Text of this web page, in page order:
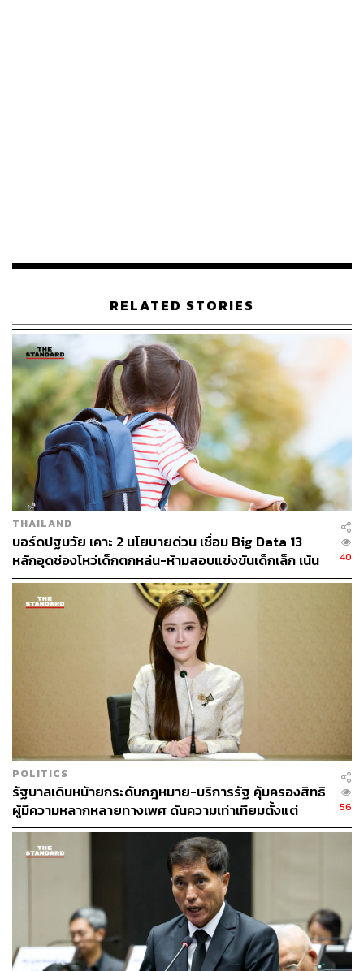
กรุงเทพมหานครเป็นวันสุดท้าย ก่อนที่จะครบกำหนดพ้นจาก
ปฏิบัติภารกิจตามปกติและพยายามสะสางงานที่คั่งค้างให้ดี
ยังต้องพัฒนาอย่างต่อเนื่อง แต่เชื่อมั่นว่าข้าราชการประจำจะ
สามารถเดินหน้าขับเคลื่อนงานต่อไปได้ การที่ ศธ. มา
ร่วมพัฒนาระบบในวันนี้ ถือเป็นโอกาสอันดีที่จะขยายผล
แนวทางของ กทม. ไปยังโรงเรียนสังกัด สพฐ. กว่า 20,000
แห่งทั่วประเทศ
ซึ่งตลอด 4 ปีที่ผ่านมา กทม. ได้ผลักดันนโยบายด้านการศึกษา
อย่างจริงจัง ทั้งการพัฒนาห้องเรียนต้นแบบ ลดภาระครู ปรับ
หลักสูตร และเปิดโรงเรียนหลักสูตรนานาชาติแห่งแรกของ
กทม. เพราะเชื่อมั่นว่าการศึกษาคือการหว่านเมล็ดพันธุ์ ที่
ต้องใช้เวลาและความอดทน ซึ่งเป็นหัวใจหลักในการลด
ความเหลื่อมล้ำทางสังคม
ทางด้าน อัครนันท์ กัณณ์กิตตินันท์ รัฐมนตรีช่วยว่าการ
กระทรวงศึกษาธิการ กล่าวเสริมว่า ในระยะแรก ศธ. จะเริ่ม
ดำเนินโครงการ Sandbox ร่วมกับ กทม. ก่อนจะพิจารณา
ขยายผลไปยังพื้นที่ต่างจังหวัด เนื่องจาก กทม. เป็นต้นแบบที่
พิสูจน์แล้วว่าประสบความสำเร็จ
เป้าหมายสำคัญคือการเปิดช่องทางที่ปลอดภัยให้แก่นักเรียน
ครู และบุคลากรทางการศึกษา สามารถแจ้งเหตุความรุนแรง
หรือการละเมิดสิทธิต่าง ๆ โดยเฉพาะประเด็นที่มีความ
ละเอียดอ่อน ซึ่งในอดีตมักไม่ได้รับการแก้ไขอย่างจริงจัง ศธ.
เชื่อมั่นว่าระบบที่โปร่งใสจะสร้างความกล้าในการร้องเรียน
และนำไปสู่การแก้ไขอย่างเป็นรูปธรรม
ในตอนท้าย ชัชชาติ ได้กล่าวทิ้งท้ายว่า เทคโนโลยีดิจิทัลคือ
เครื่องมือสำคัญที่จะช่วยลบข้อจำกัดด้านพื้นที่ หากมี
สัญญาณโทรศัพท์มือถือ เรื่องร้องเรียนก็สามารถส่งตรงถึง
หน่วยงานรับผิดชอบได้ทันที ไม่ว่าจะอยู่ในพื้นที่ห่างไกลเพียง
ใด ซึ่งจะทำให้การเข้าถึงระบบการคุ้มครองสิทธิสามารถเกิด
ขึ้นได้อย่างเท่าเทียมและครอบคลุมทั่วประเทศ
RELATED STORIES
THAILAND
บอร์ดปฐมวัย เคาะ 2 นโยบายด่วน เชื่อม Big Data 13
หลักอุดช่องโหว่เด็กตกหล่น-ห้ามสอบแข่งขันเด็กเล็ก เน้น
เรียนรู้ผ่านการเล่น
40
POLITICS
รัฐบาลเดินหน้ายกระดับกฎหมาย-บริการรัฐ คุ้มครองสิทธิ
ผู้มีความหลากหลายทางเพศ ดันความเท่าเทียมตั้งแต่
หลักสูตรในห้องเรียนถึงที่ทำงาน
56